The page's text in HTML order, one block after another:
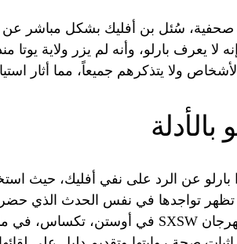
صحفية، سُئل بن أفليك بشكل مباشر عن
لا يعرف بارلو، وأنه لم يزر ولاية
ولا يتذكرهم جميعاً، مما أثار
بالأدلة
بارلو عن الرد على نفي أفليك، حيث
تظهر تواجدها في نفس الحدث الذي